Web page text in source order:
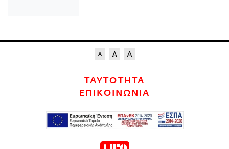
ΤΑΥΤΟΤΗΤΑ
ΕΠΙΚΟΙΝΩΝΙΑ